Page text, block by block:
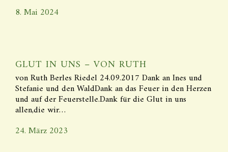
8. Mai 2024
GLUT IN UNS – VON RUTH
von Ruth Berles Riedel 24.09.2017 Dank an Ines und
Stefanie und den WaldDank an das Feuer in den Herzen
und auf der Feuerstelle.Dank für die Glut in uns
allen,die wir…
24. März 2023